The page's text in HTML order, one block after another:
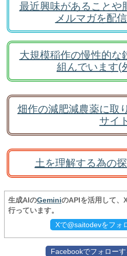
最近興味があることや
メルマガを配
大規模稲作の慢性的な
組んでいます(
畑作の減肥減農薬に取
サイ
土を理解する為の
生成AIのGeminiのAPIを活用して、
行っています。
Xで@saitodevをフォ
Facebookでフォローす